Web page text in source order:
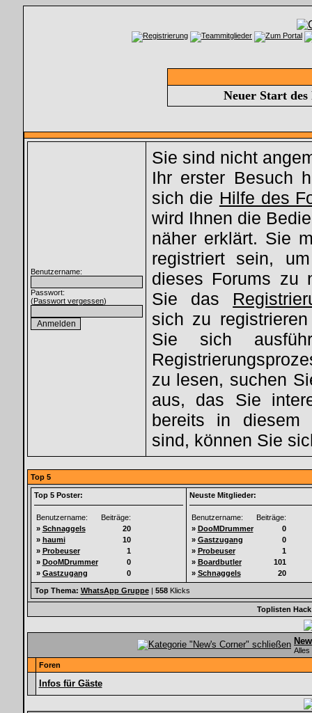
Neuer Start
Benutzername:
Passwort:
(Passwort vergessen)
Sie sind nicht
Ihr erster Besuch
sich die Hilfe des
wird Ihnen die
näher erklärt. Sie
registriert sein,
dieses Forums zu
Sie das
sich zu
Sie sich
zu lesen, suchen
aus, das Sie
bereits in diesem
sind, können Sie
Top 5
Top 5 Poster:
Benutzername:
Beiträge:
» Schnaggels
20
» haumi
10
» Probeuser
1
» DooMDrummer
0
» Gastzugang 0
Neuste Mitglieder:
Benutzername:
Beiträge:
» DooMDrummer
0
» Gastzugang
0
» Probeuser
1
» Boardbutler
101
» Schnaggels 20
Top Thema: WhatsApp Gruppe| 558Klicks
Toplisten
Alles
Foren
Infos für Gäste